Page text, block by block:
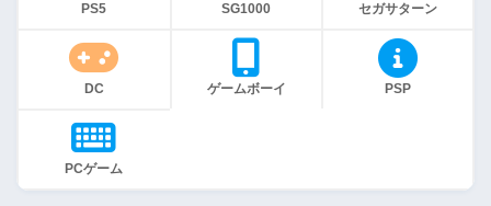
PS5 SG1000 セガサターン
DC ゲームボーイ PSP
PCゲーム